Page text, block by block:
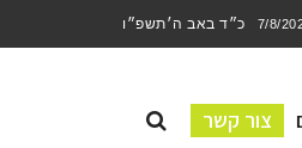
7/8/ כ״ד באב ה׳תשפ״ו
צור קשר